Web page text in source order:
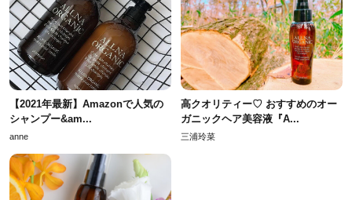
【2021年最新】Amazonで人気の
シャンプー&am...
anne
高クオリティー♡ おすすめのオー
ガニックヘア美容液『A...
三浦玲菜